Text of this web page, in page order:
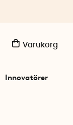
Varukorg
Innovatörer